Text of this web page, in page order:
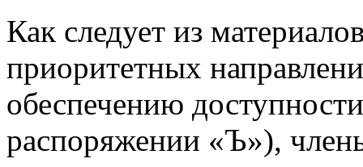
Как следует из
приоритетных
обеспечению
распоряжении «Ъ»),